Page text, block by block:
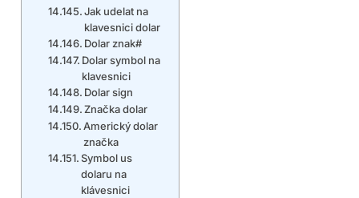
Jak udelat na
klavesnici dolar
Dolar znak#
Dolar symbol na
klavesnici
Dolar sign
Značka dolar
Americký dolar
značka
Symbol us
dolaru na
klávesnici